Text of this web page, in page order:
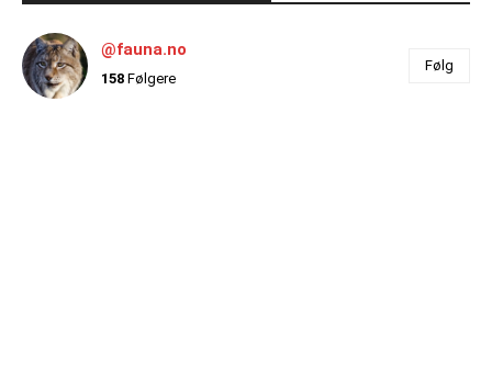
@fauna.no
158 Følgere
Følg